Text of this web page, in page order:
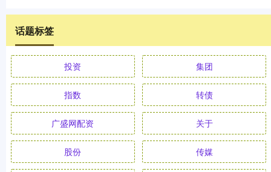
话题标签
投资 集团
指数 转债
广盛网配资 关于
股份 传媒